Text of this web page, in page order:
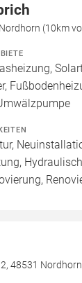
(10km
48531